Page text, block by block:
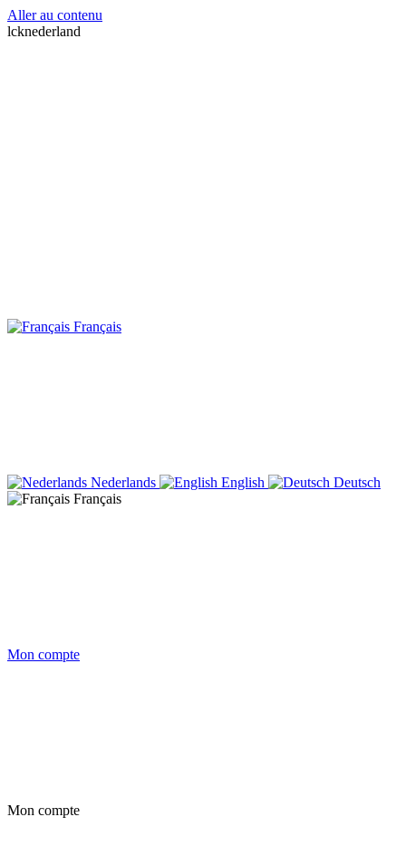
Aller au contenu
lcknederland
Français
Nederlands English
Deutsch
Français
Mon compte
Mon compte